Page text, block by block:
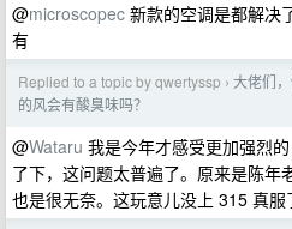
@microscopec 新款的空调是都解决
有
Replied to a topic by qwertyssp › 大佬们
的风会有酸臭味吗？
@Wataru 我是今年才感受更加强烈
了下，这问题太普遍了。原来是陈年
也是很无奈。这玩意儿没上 315 真服